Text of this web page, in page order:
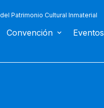
Patrimonio Cultural Inmaterial
Convención Eventos